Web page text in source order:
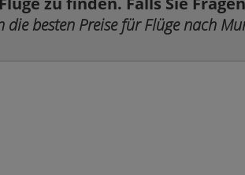
besten Preise für Flüge nach